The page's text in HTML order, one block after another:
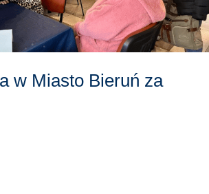
w Miasto Bieruń za